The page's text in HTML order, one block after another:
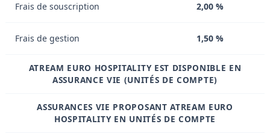
Frais de souscription 2,00 %
Frais de gestion 1,50 %
ATREAM EURO HOSPITALITY EST DISPONIBLE EN
ASSURANCE VIE (UNITÉS DE COMPTE)
ASSURANCES VIE PROPOSANT ATREAM EURO
HOSPITALITY EN UNITÉS DE COMPTE